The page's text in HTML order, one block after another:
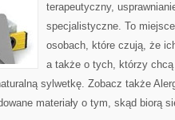
terapeutyczny,
specjalistyczne. To
osobach, które czują, że
a także o tych, którzy
sylwetkę. Zobacz także
materiały o tym, skąd biorą